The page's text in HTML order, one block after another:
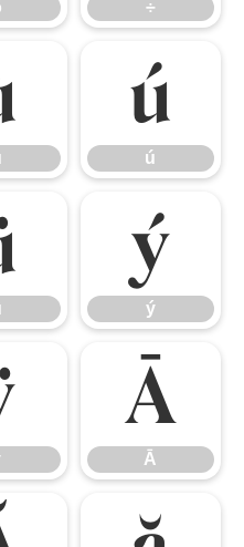
÷
ú
ú
ý
ý
Ā
Ā